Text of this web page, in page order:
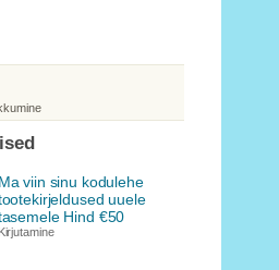
Ma viin sinu kodulehe
uuele
Hind €50
Kirjutamine